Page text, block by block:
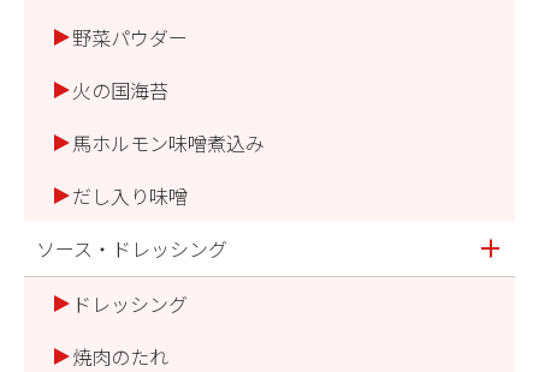
野菜パウダー
火の国海苔
馬ホルモン味噌煮込み
だし入り味噌
ソース・ドレッシング
ドレッシング
焼肉のたれ